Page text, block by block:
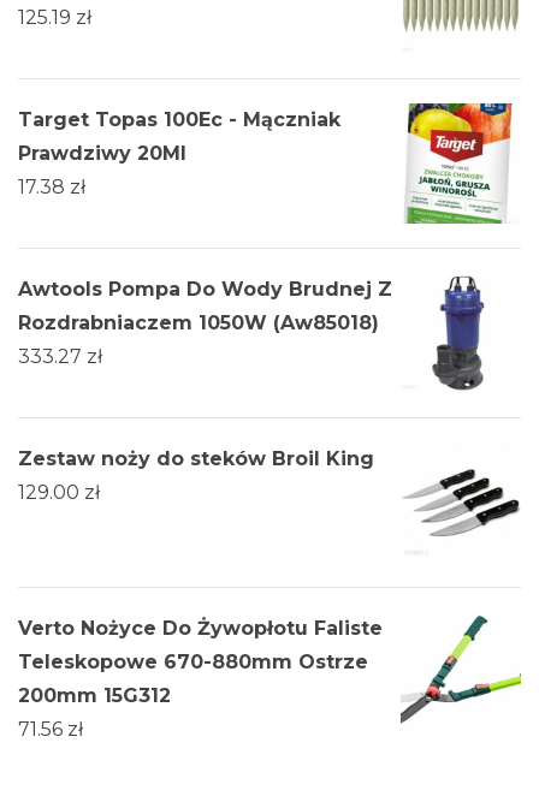
125.19 zł
Target Topas 100Ec - Mączniak
Prawdziwy 20Ml
17.38 zł
Awtools Pompa Do Wody Brudnej Z
Rozdrabniaczem 1050W (Aw85018)
333.27 zł
Zestaw noży do steków Broil King
129.00 zł
Verto Nożyce Do Żywopłotu Faliste
Teleskopowe 670-880mm Ostrze
200mm 15G312
71.56 zł